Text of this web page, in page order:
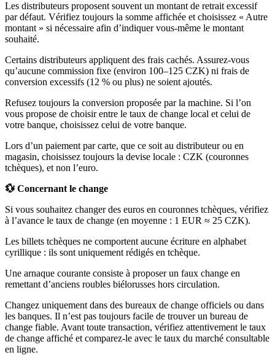
Les distributeurs proposent souvent un montant de retrait excessif
par défaut. Vérifiez toujours la somme affichée et choisissez « Autre
montant » si nécessaire afin d’indiquer vous-même le montant
souhaité.
Certains distributeurs appliquent des frais cachés. Assurez-vous
qu’aucune commission fixe (environ 100–125 CZK) ni frais de
conversion excessifs (12 % ou plus) ne soient ajoutés.
Refusez toujours la conversion proposée par la machine. Si l’on
vous propose de choisir entre le taux de change local et celui de
votre banque, choisissez celui de votre banque.
Lors d’un paiement par carte, que ce soit au distributeur ou en
magasin, choisissez toujours la devise locale : CZK (couronnes
tchèques), et non l’euro.
💱 Concernant le change
Si vous souhaitez changer des euros en couronnes tchèques, vérifiez
à l’avance le taux de change (en moyenne : 1 EUR ≈ 25 CZK).
Les billets tchèques ne comportent aucune écriture en alphabet
cyrillique : ils sont uniquement rédigés en tchèque.
Une arnaque courante consiste à proposer un faux change en
remettant d’anciens roubles biélorusses hors circulation.
Changez uniquement dans des bureaux de change officiels ou dans
les banques. Il n’est pas toujours facile de trouver un bureau de
change fiable. Avant toute transaction, vérifiez attentivement le taux
de change affiché et comparez-le avec le taux du marché consultable
en ligne.